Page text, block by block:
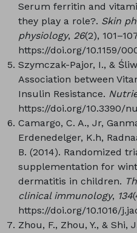
Serum ferritin and
they play a role?. Skin
physiology, 26(2),
https://doi.org/10.1159/
Szymczak-Pajor, I., &
Association between
Insulin Resistance.
https://doi.org/10.3390/
Camargo, C. A., Jr,
Erdenedelger, K.h,
B. (2014). Randomized
supplementation for
dermatitis in children.
clinical immunology, 134
https://doi.org/10.1016/
Zhou, F., Zhou, Y., & Shi,